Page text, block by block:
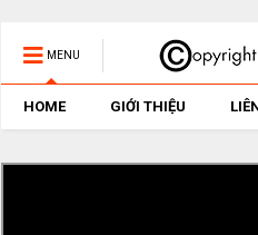
MENU
HOME GIỚI THIỆU